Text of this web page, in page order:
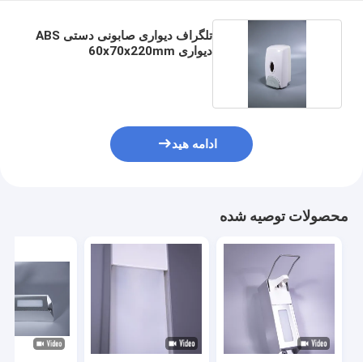
تلگراف دیواری صابونی دستی ABS
دیواری 60x70x220mm
ادامه هید
محصولات توصیه شده